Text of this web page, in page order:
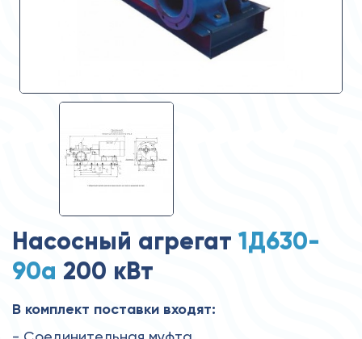
Насосный агрегат 1Д630-
90а 200 кВт
В комплект поставки входят: